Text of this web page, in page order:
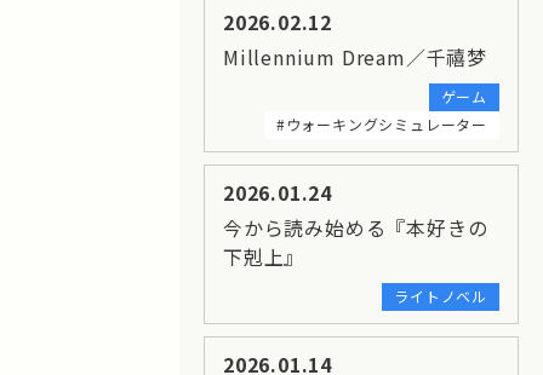
2026.02.12
Millennium Dream／千禧梦
ゲーム
#ウォーキングシミュレーター
2026.01.24
今から読み始める『本好きの
下剋上』
ライトノベル
2026.01.14